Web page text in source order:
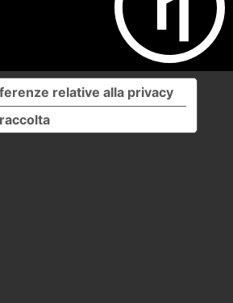
relative alla privacy